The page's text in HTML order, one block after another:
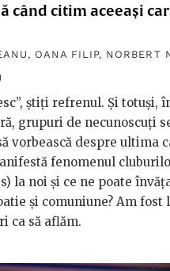
când citim aceeași
, OANA FILIP, NORBERT
știți refrenul. Și totuși,
grupuri de necunoscuți
vorbească despre ultima
fenomenul
la noi și ce ne poate
și comuniune? Am fost
ca să aflăm.